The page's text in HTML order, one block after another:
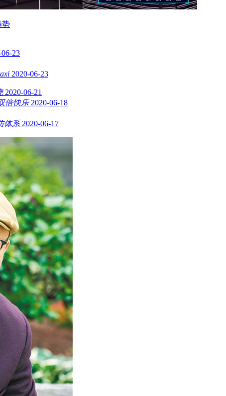
势
06-23
2020-06-23
2020-06-21
倍快乐 2020-06-18
体系 2020-06-17